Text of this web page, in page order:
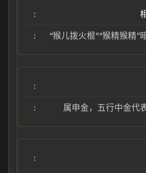
“猴儿拨火棍”“猴精猴精”
属申金，五行中金代